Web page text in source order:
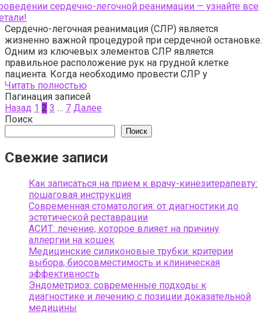
Сердечно-легочная реанимация (СЛР) является
жизненно важной процедурой при сердечной остановке.
Одним из ключевых элементов СЛР является
правильное расположение рук на грудной клетке
пациента. Когда необходимо провести СЛР у
Читать полностью
Пагинация записей
Назад 1 2 3 … 7 Далее
Поиск
Поиск
Свежие записи
Как записаться на прием к врачу-кинезитерапевту:
пошаговая инструкция
Современная стоматология: от диагностики до
эстетической реставрации
АСИТ: лечение, которое влияет на причину
аллергии на кошек
Медицинские силиконовые трубки: критерии
выбора, биосовместимость и клиническая
эффективность
Эндометриоз: современные подходы к
диагностике и лечению с позиции доказательной
медицины